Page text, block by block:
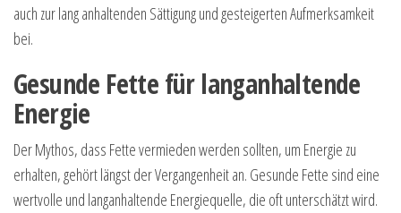
auch zur lang anhaltenden Sättigung und gesteigerten Aufmerksamkeit
bei.
Gesunde Fette für langanhaltende
Energie
Der Mythos, dass Fette vermieden werden sollten, um Energie zu
erhalten, gehört längst der Vergangenheit an. Gesunde Fette sind eine
wertvolle und langanhaltende Energiequelle, die oft unterschätzt wird.